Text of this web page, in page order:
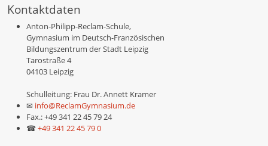
Kontaktdaten
Anton-Philipp-Reclam-Schule,
Gymnasium im Deutsch-Französischen
Bildungszentrum der Stadt Leipzig
Tarostraße 4
04103 Leipzig
Schulleitung: Frau Dr. Annett Kramer
✉ info@ReclamGymnasium.de
Fax.: +49 341 22 45 79 24
☎+49 341 22 45 79 0